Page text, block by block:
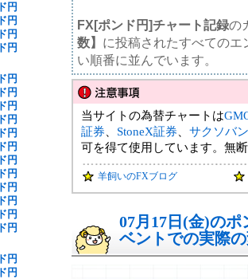
円
円
円
円
円
円
円
円
円
円
円
円
円
円
円
円
円
円
FX[ポンド円]チャート記録の
数】 に投稿されたすべての
い順番に並んでいます。
当サイトの為替チャートは
証券
StoneX証券
サクソバ
可を得て使用しています。無
羊飼いのFXブログ
07月17日(金)の
ベントでの実際